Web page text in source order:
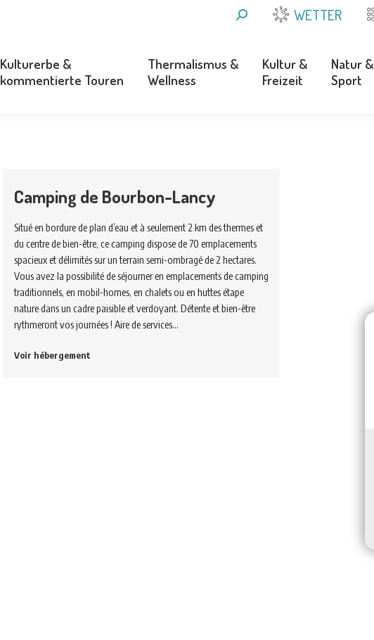
SEARCH: WETTER
Kulturerbe &
kommentierte Touren
Thermalismus &
Wellness
Kultur &
Freizeit
Natur &
Sport
Camping de Bourbon-Lancy
Situé en bordure de plan d’eau et à seulement 2 km des thermes et
du centre de bien-être, ce camping dispose de 70 emplacements
spacieux et délimités sur un terrain semi-ombragé de 2 hectares.
Vous avez la possibilité de séjourner en emplacements de camping
traditionnels, en mobil-homes, en chalets ou en huttes étape
nature dans un cadre paisible et verdoyant. Détente et bien-être
rythmeront vos journées ! Aire de services…
Voir hébergement
Thermalismus &
Kultur &
Natur &